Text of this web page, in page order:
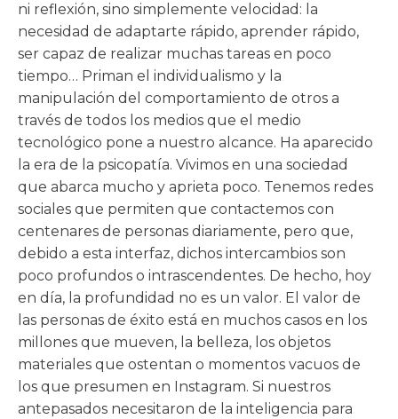
ni reflexión, sino simplemente velocidad: la
necesidad de adaptarte rápido, aprender rápido,
ser capaz de realizar muchas tareas en poco
tiempo… Priman el individualismo y la
manipulación del comportamiento de otros a
través de todos los medios que el medio
tecnológico pone a nuestro alcance. Ha aparecido
la era de la psicopatía. Vivimos en una sociedad
que abarca mucho y aprieta poco. Tenemos redes
sociales que permiten que contactemos con
centenares de personas diariamente, pero que,
debido a esta interfaz, dichos intercambios son
poco profundos o intrascendentes. De hecho, hoy
en día, la profundidad no es un valor. El valor de
las personas de éxito está en muchos casos en los
millones que mueven, la belleza, los objetos
materiales que ostentan o momentos vacuos de
los que presumen en Instagram. Si nuestros
antepasados necesitaron de la inteligencia para